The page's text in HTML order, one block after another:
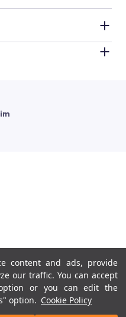
content and ads, provide
our traffic. You can accept
or you can edit the
option. Cookie Policy
Clienților